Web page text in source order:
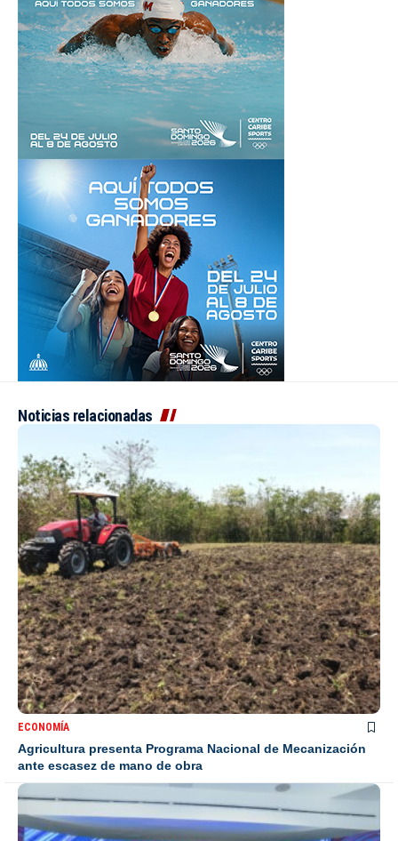
Noticias relacionadas
ECONOMÍA
Agricultura presenta Programa Nacional de Mecanización
ante escasez de mano de obra